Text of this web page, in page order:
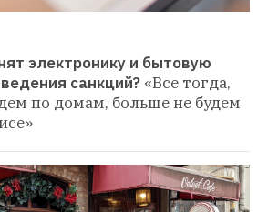
электронику и бытовую
санкций? «Все тогда,
по домам, больше не будем